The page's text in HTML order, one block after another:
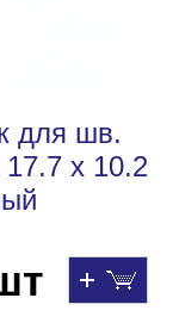
для шв.
17.7 x 10.2